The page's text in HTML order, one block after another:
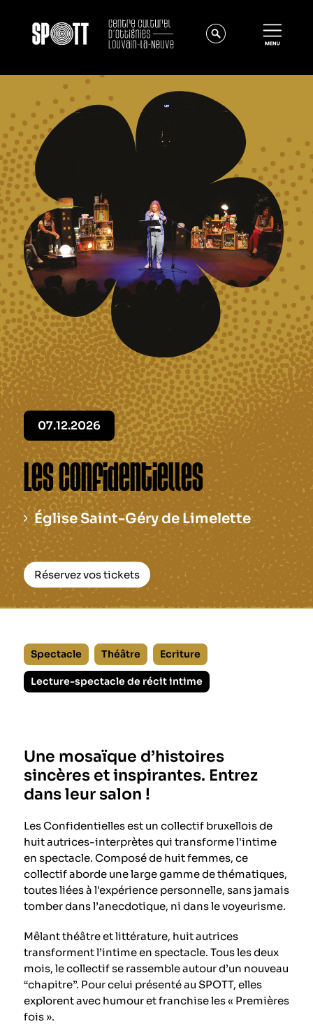
Actualités
À propos
Équipe
Instances
Offres d'emploi
Le périodique
Infos pratiques
Contact
07.12.2026
Les Confidentielles
Église Saint-Géry de Limelette
Réservez vos tickets
Spectacle Théâtre Ecriture
Lecture-spectacle de récit intime
Une mosaïque d’histoires
sincères et inspirantes. Entrez
dans leur salon !
Les Confidentielles est un collectif bruxellois de
huit autrices-interprètes qui transforme l'intime
en spectacle. Composé de huit femmes, ce
collectif aborde une large gamme de thématiques,
toutes liées à l'expérience personnelle, sans jamais
tomber dans l’anecdotique, ni dans le voyeurisme.
Mêlant théâtre et littérature, huit autrices
transforment l’intime en spectacle. Tous les deux
mois, le collectif se rassemble autour d’un nouveau
“chapitre”. Pour celui présenté au SPOTT, elles
explorent avec humour et franchise les « Premières
fois ».